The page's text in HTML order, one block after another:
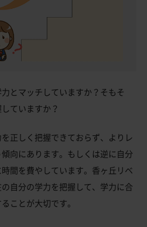
とマッチしていますか？そもそ
ていますか？
正しく把握できておらず、よりレ
向にあります。もしくは逆に自分
間を費やしています。香ヶ丘リベ
自分の学力を把握して、学力に合
ことが大切です。